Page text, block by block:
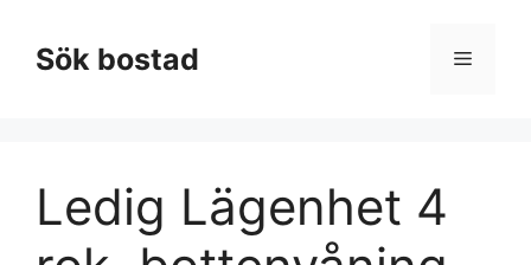
innehållSök bostad Meny
Ledig Lägenhet 4